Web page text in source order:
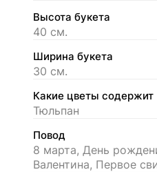
Высота букета
40 см.
Ширина букета
30 см.
Какие цветы содержит
Тюльпан
Повод
8 марта, День
Валентина, Первое